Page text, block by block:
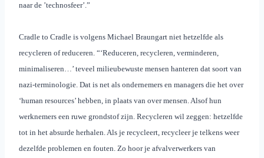
naar de ’technosfeer’.”
Cradle to Cradle is volgens Michael Braungart niet hetzelfde als
recycleren of reduceren. “‘Reduceren, recycleren, verminderen,
minimaliseren…’ teveel milieubewuste mensen hanteren dat soort van
nazi-terminologie. Dat is net als ondernemers en managers die het over
‘human resources’ hebben, in plaats van over mensen. Alsof hun
werknemers een ruwe grondstof zijn. Recycleren wil zeggen: hetzelfde
tot in het absurde herhalen. Als je recycleert, recycleer je telkens weer
dezelfde problemen en fouten. Zo hoor je afvalverwerkers van